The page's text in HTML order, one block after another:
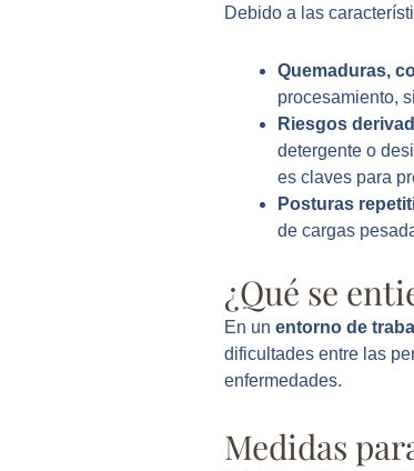
Debido a las
Quemaduras,
procesamiento,
Riesgos
detergente o
es claves para
Posturas
de cargas
¿Qué se
En un entorno de
dificultades entre las
enfermedades.
Medidas